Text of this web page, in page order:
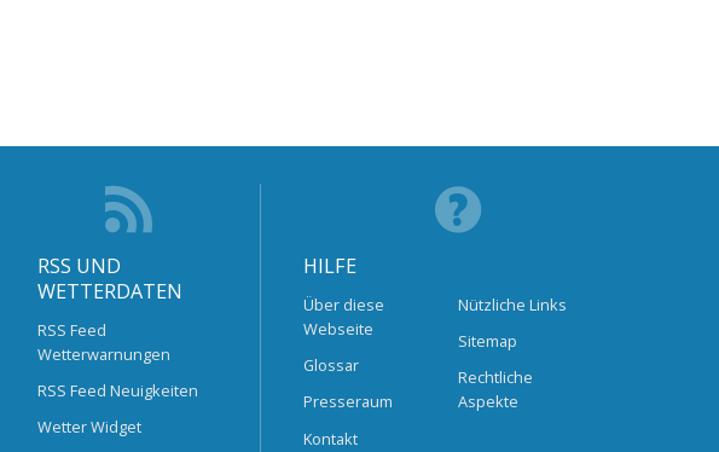
RSS UND
WETTERDATEN
RSS Feed
Wetterwarnungen
RSS Feed Neuigkeiten
Wetter Widget
HILFE
Über diese
Webseite
Glossar
Presseraum
Kontakt
Nützliche Links
Sitemap
Rechtliche
Aspekte